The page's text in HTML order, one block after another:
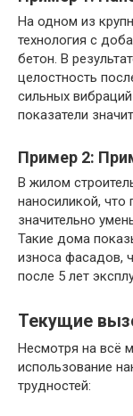
На одном из
технология с
бетон. В
целостность
сильных
показатели
Пример 2:
В жилом
наносиликой, что
значительно
Такие дома
износа фасадов,
после 5 лет
Текущие
Несмотря на всё
использование
трудностей: